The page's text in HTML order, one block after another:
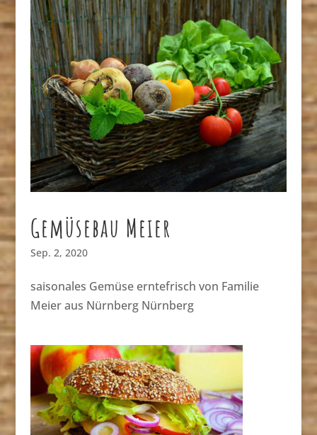
Gemüsebau Meier
Sep. 2, 2020
saisonales Gemüse erntefrisch von Familie
Meier aus Nürnberg Nürnberg